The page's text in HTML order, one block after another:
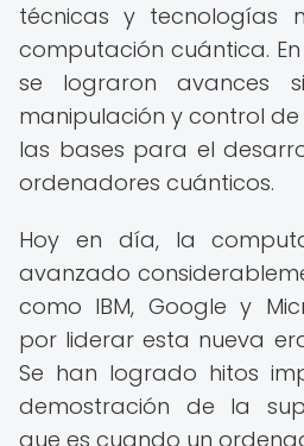
técnicas y tecnologías
computación cuántica.
se lograron avances
manipulación y control
las bases para el
ordenadores cuánticos.
Hoy en día, la
avanzado
como IBM, Google y
por liderar esta nueva
Se han logrado hitos
demostración de la
que es cuando un